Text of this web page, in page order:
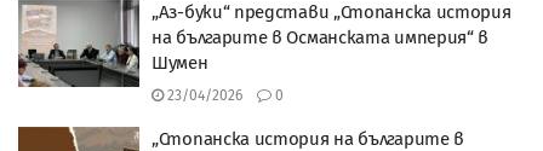
„Аз-буки“ представи „Стопанска история
на българите в Османската империя“ в
Шумен
23/04/2026 0
„Стопанска история на българите в